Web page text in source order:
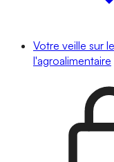
Votre veille sur
l'agroalimentaire